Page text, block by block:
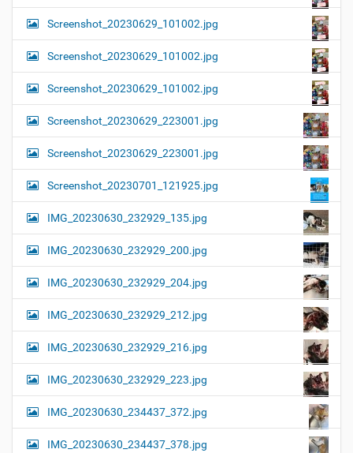
Screenshot_20230629_101002.jpg
Screenshot_20230629_101002.jpg
Screenshot_20230629_101002.jpg
Screenshot_20230629_223001.jpg
Screenshot_20230629_223001.jpg
Screenshot_20230701_121925.jpg
IMG_20230630_232929_135.jpg
IMG_20230630_232929_200.jpg
IMG_20230630_232929_204.jpg
IMG_20230630_232929_212.jpg
IMG_20230630_232929_216.jpg
IMG_20230630_232929_223.jpg
IMG_20230630_234437_372.jpg
IMG_20230630_234437_378.jpg